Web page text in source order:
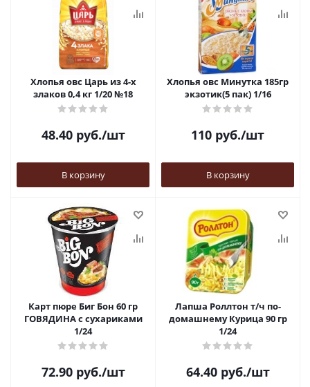
Хлопья овс Царь из 4-х
злаков 0,4 кг 1/20 №18
48.40руб./шт
В корзину
Хлопья овс Минутка 185гр
экзотик(5 пак) 1/16
110 руб./шт
В корзину
Карт пюре Биг Бон 60 гр
ГОВЯДИНА с сухариками
1/24
72.90руб./шт
Лапша Роллтон т/ч по-
домашнему Курица 90 гр
1/24
64.40руб./шт